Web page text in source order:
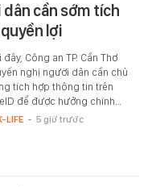
cần sớm tích
lợi
đây, Công an TP. Cần Thơ
nghị người dân cần chủ
tích hợp thông tin trên
để được hưởng chính…
LIFE - 5 giờ trước